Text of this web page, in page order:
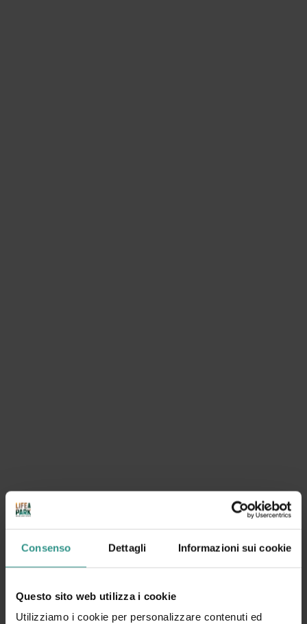
Consenso Dettagli Informazioni sui cookie
Questo sito web utilizza i cookie
Utilizziamo i cookie per personalizzare contenuti ed